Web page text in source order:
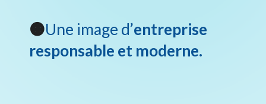
🟠Une image d’entreprise
responsable et moderne.